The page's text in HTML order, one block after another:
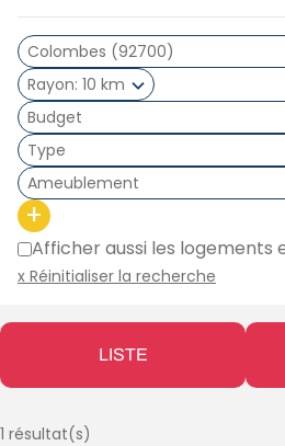
Rayon 10 km
Type
Ameublement
+
Afficher aussi les logements
x Réinitialiser la recherche
LISTE
1 résultat(s)